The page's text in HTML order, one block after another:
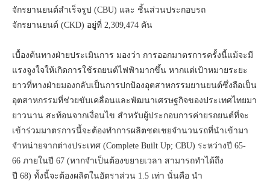
จักรยานยนต์สำเร็จรูป (CBU) และ ชิ้นส่วนประกอบรถ
จักรยานยนต์ (CKD) อยู่ที่ 2,309,474 คัน
เบื้องต้นทางฝ่ายประเมินการ มองว่า การออกมาตรการครั้งนี้แม้จะมี
แรงจูงใจให้เกิดการใช้รถยนต์ไฟฟ้ามากขึ้น หากแต่เป้าหมายระยะ
ยาวที่ทางฝ่ายมองกลับเป็นการปกป้องอุตสาหกรรมยานยนต์ซึ่งถือเป็น
อุตสาหกรรมที่ช่วยขับเคลื่อนและพัฒนาเศรษฐกิจของประเทศไทยมา
ยาวนาน สะท้อนจากเงื่อนไข สำหรับผู้ประกอบการค่ายรถยนต์ที่จะ
เข้าร่วมมาตรการนี้จะต้องทำการผลิตชดเชยจำนวนรถที่นำเข้ามา
จำหน่ายจากต่างประเทศ (Complete Built Up; CBU) ระหว่างปี 65-
66 ภายในปี 67 (หากจำเป็นต้องขยายเวลา สามารถทำได้ถึง
ปี 68) ทั้งนี้จะต้องผลิตในอัตราส่วน 1.5 เท่า นั่นคือ นำ